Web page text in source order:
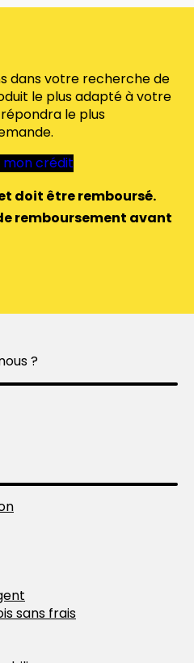
dans votre recherche de
le plus adapté à votre
le plus
mon crédit
doit être remboursé.
remboursement avant
?
sans frais